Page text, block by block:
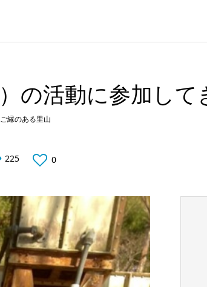
の活動に参加して
ご縁のある里山
225 0